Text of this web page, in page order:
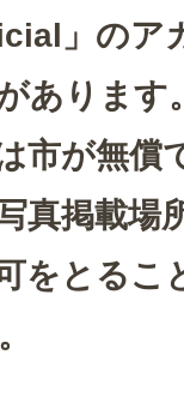
」のア
あります
市が無償
真掲載場
をとるこ